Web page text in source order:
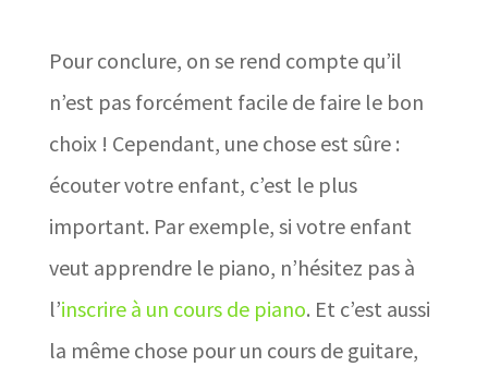
Pour conclure, on se rend compte qu’il
n’est pas forcément facile de faire le bon
choix ! Cependant, une chose est sûre :
écouter votre enfant, c’est le plus
important. Par exemple, si votre enfant
veut apprendre le piano, n’hésitez pas à
l’inscrire à un cours de piano. Et c’est aussi
la même chose pour un cours de guitare,